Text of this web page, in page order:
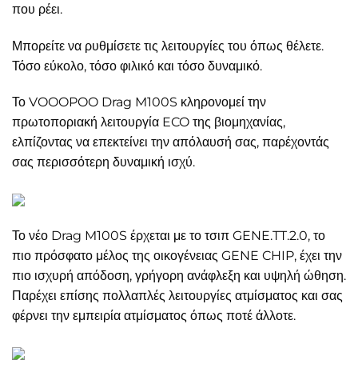
που ρέει.
Μπορείτε να ρυθμίσετε τις λειτουργίες του όπως θέλετε.
Τόσο εύκολο, τόσο φιλικό και τόσο δυναμικό.
Το VOOOPOO Drag M100S κληρονομεί την
πρωτοποριακή λειτουργία ECO της βιομηχανίας,
ελπίζοντας να επεκτείνει την απόλαυσή σας, παρέχοντάς
σας περισσότερη δυναμική ισχύ.
Το νέο Drag M100S έρχεται με το τσιπ GENE.TT.2.0, το
πιο πρόσφατο μέλος της οικογένειας GENE CHIP, έχει την
πιο ισχυρή απόδοση, γρήγορη ανάφλεξη και υψηλή ώθηση.
Παρέχει επίσης πολλαπλές λειτουργίες ατμίσματος και σας
φέρνει την εμπειρία ατμίσματος όπως ποτέ άλλοτε.